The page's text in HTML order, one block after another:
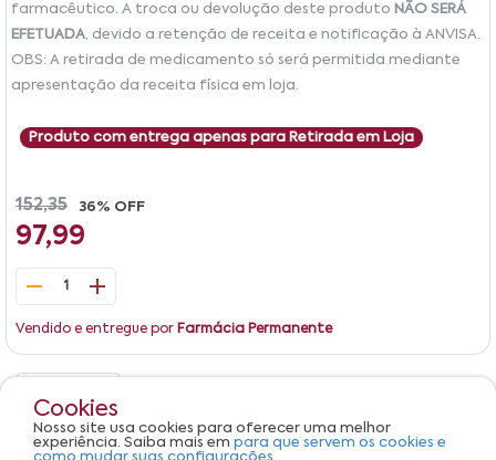
farmacêutico. A troca ou devolução deste produto NÃO SERÁ
EFETUADA, devido a retenção de receita e notificação à ANVISA.
OBS: A retirada de medicamento só será permitida mediante
apresentação da receita física em loja.
Produto com entrega apenas para Retirada em Loja
152,35 36% OFF
97,99
1
Vendido e entregue por Farmácia Permanente
Produto não apresenta descrição.
Cookies
Nosso site usa cookies para oferecer uma melhor
experiência. Saiba mais em para que servem os cookies e